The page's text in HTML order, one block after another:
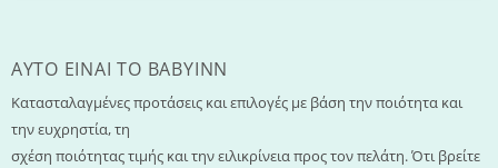
AYTO EINAI TO ΒΑΒΥΙΝΝ
Κατασταλαγμένες προτάσεις και επιλογές με βάση την ποιότητα και
την ευχρηστία, τη
σχέση ποιότητας τιμής και την ειλικρίνεια προς τον πελάτη. Ότι βρείτε